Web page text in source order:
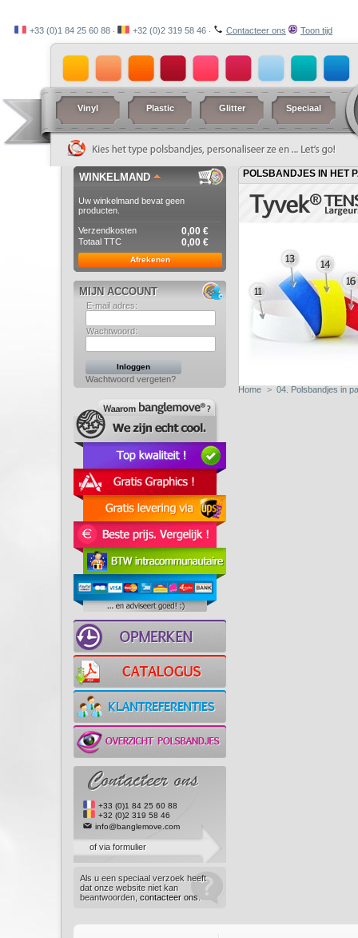
+33 (0)1 84 25 60 88 ‧ +32 (0)2 319 58 46 ‧ Contacteer ons Toon tijd
Vinyl Plastic Glitter Speciaal
WINKELMAND
Uw winkelmand bevat geen
producten.
Verzendkosten 0,00 €
Totaal TTC 0,00 €
Afrekenen
MIJN ACCOUNT
E-mail adres:
Wachtwoord:
Wachtwoord vergeten?
+33 (0)1 84 25 60 88
+32 (0)2 319 58 46
info@banglemove.com
of via formulier
Als u een speciaal verzoek heeft
dat onze website niet kan
beantwoorden, contacteer ons.
POLSBANDJES IN HET
Home > 04. Polsbandjes in